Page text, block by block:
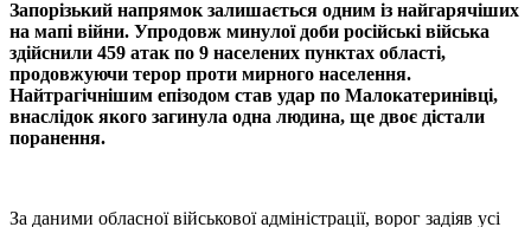
Запорізький напрямок залишається одним із найгарячіших
на мапі війни. Упродовж минулої доби російські війська
здійснили 459 атак по 9 населених пунктах області,
продовжуючи терор проти мирного населення.
Найтрагічнішим епізодом став удар по Малокатеринівці,
внаслідок якого загинула одна людина, ще двоє дістали
поранення.
За даними обласної військової адміністрації, ворог задіяв усі